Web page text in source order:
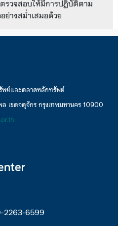
รวจสอบให้มีการปฏิบัติตาม
างสม่ำเสมอด้วย
พย์และตลาดหลักทรัพย์
เขตจตุจักร กรุงเทพมหานคร 10900
6599